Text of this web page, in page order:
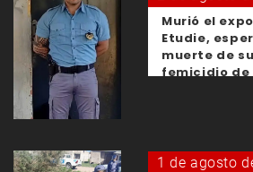
Murió el
Etudie,
muerte de
femicidio de
1 de agosto